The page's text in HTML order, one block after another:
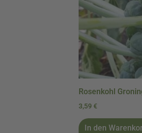
Rosenkohl
3,59 €
In den